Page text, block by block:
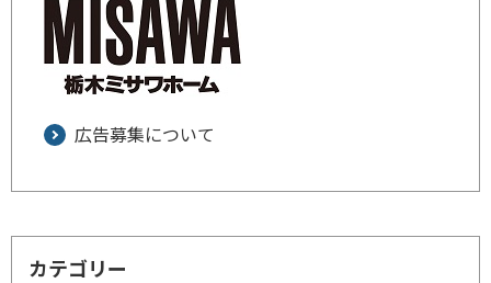
広告募集について
カテゴリー